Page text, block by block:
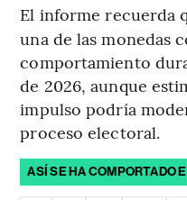
El informe recuerda
una de las monedas
comportamiento
de 2026, aunque
impulso podría
proceso electoral.
ASÍ SE HA COMPORTADO